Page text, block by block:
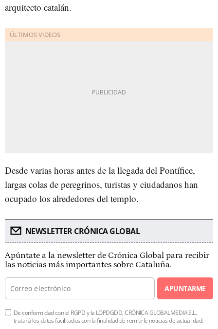
arquitecto catalán.
Desde varias horas antes de la llegada del Pontífice,
largas colas de peregrinos, turistas y ciudadanos han
ocupado los alrededores del templo.
NEWSLETTER CRÓNICA GLOBAL
Apúntate a la newsletter de Crónica Global para recibir
las noticias más importantes sobre Cataluña.
APUNTARME
De conformidad con el RGPD y la LOPDGDD, CRÓNICA GLOBALMEDIA S.L.
tratará los datos facilitados con la finalidad de remitirle noticias de actualidad.